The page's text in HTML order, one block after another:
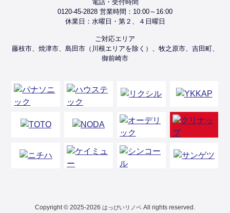
電話・受付時間
0120-45-2828 営業時間：10:00～16:00
休業日：水曜日・第２、４日曜日
ご対応エリア
藤枝市、焼津市、島田市（川根エリアを除く）、牧之原市、吉田町、
御前崎市
Copyright © 2025-2026 はっぴいリノベ All rights reserved.